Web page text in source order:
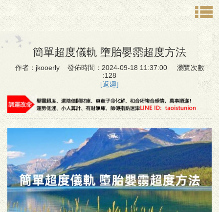
簡單超度儀軌 墮胎嬰霛超度方法
作者：jkooerly 發佈時間：2024-09-18 11:37:00 瀏覽次數
:128
[返廻]